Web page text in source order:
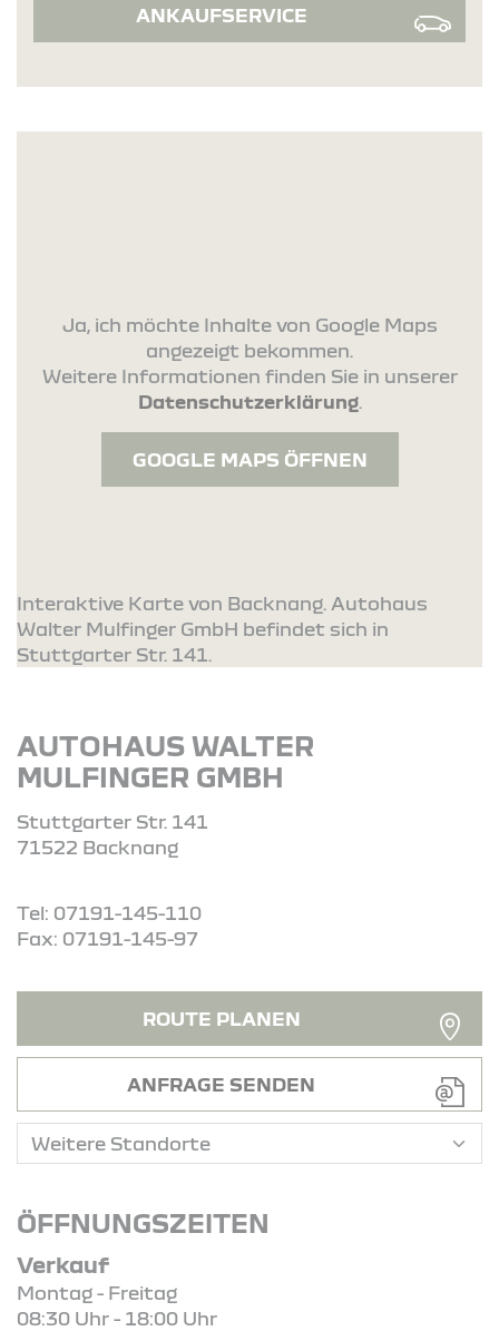
ANKAUFSERVICE
Ja, ich möchte Inhalte von Google Maps
angezeigt bekommen.
Weitere Informationen finden Sie in unserer
Datenschutzerklärung.
GOOGLE MAPS ÖFFNEN
Interaktive Karte von Backnang. Autohaus
Walter Mulfinger GmbH befindet sich in
Stuttgarter Str. 141.
AUTOHAUS WALTER
MULFINGER GMBH
Stuttgarter Str. 141
71522 Backnang
Tel: 07191-145-110
Fax: 07191-145-97
ROUTE PLANEN
ANFRAGE SENDEN
ÖFFNUNGSZEITEN
Verkauf
Montag - Freitag
08:30 Uhr - 18:00 Uhr